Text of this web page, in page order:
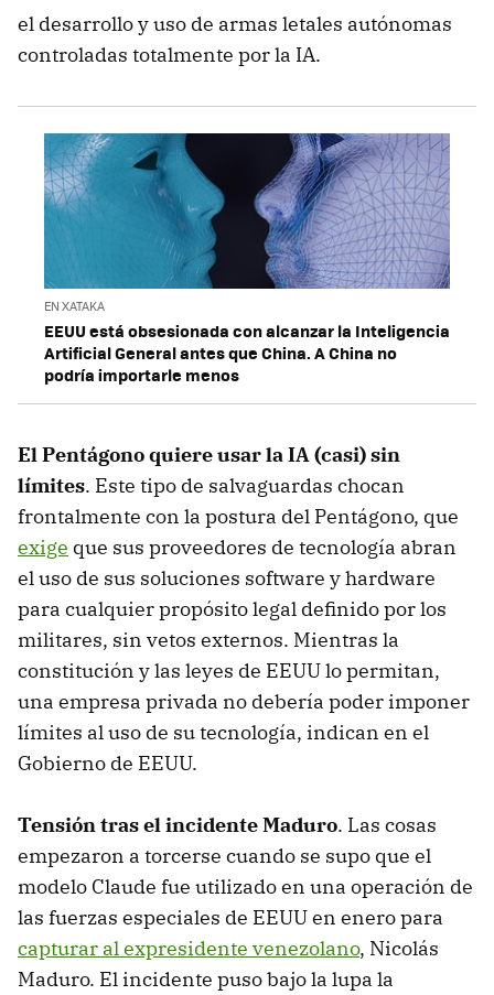
el desarrollo y uso de armas letales autónomas
controladas totalmente por la IA.
EN XATAKA
EEUU está obsesionada con alcanzar la Inteligencia
Artificial General antes que China. A China no
podría importarle menos
El Pentágono quiere usar la IA (casi) sin
límites. Este tipo de salvaguardas chocan
frontalmente con la postura del Pentágono, que
exige que sus proveedores de tecnología abran
el uso de sus soluciones software y hardware
para cualquier propósito legal definido por los
militares, sin vetos externos. Mientras la
constitución y las leyes de EEUU lo permitan,
una empresa privada no debería poder imponer
límites al uso de su tecnología, indican en el
Gobierno de EEUU.
Tensión tras el incidente Maduro. Las cosas
empezaron a torcerse cuando se supo que el
modelo Claude fue utilizado en una operación de
las fuerzas especiales de EEUU en enero para
capturar al expresidente venezolano, Nicolás
Maduro. El incidente puso bajo la lupa la